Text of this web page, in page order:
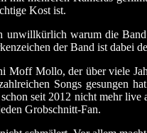
Kost ist.
warum die
der Band ist dabei
Mollo, der über viele
Songs gesungen
seit 2012 nicht mehr
Grobschnitt-Fan.